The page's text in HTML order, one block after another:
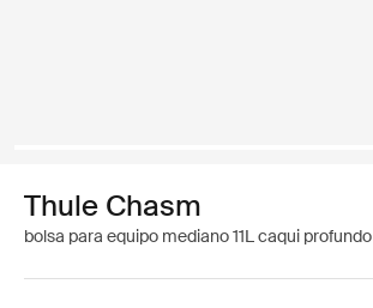
Thule Chasm
bolsa para equipo mediano 11L caqui profundo